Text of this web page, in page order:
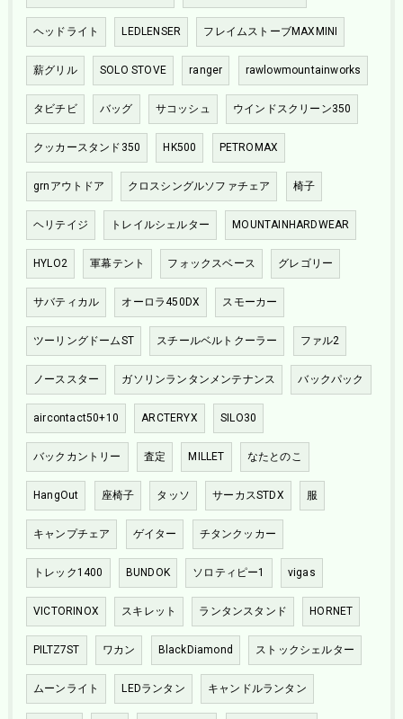
ヘッドライト LEDLENSER フレイムストーブMAXMINI
薪グリル SOLO STOVE ranger rawlowmountainworks
タビチビ バッグ サコッシュ ウインドスクリーン350
クッカースタンド350 HK500 PETROMAX
grnアウトドア クロスシングルソファチェア 椅子
ヘリテイジ トレイルシェルター MOUNTAINHARDWEAR
HYLO2 軍幕テント フォックスベース グレゴリー
サバティカル オーロラ450DX スモーカー
ツーリングドームST スチールベルトクーラー ファル2
ノーススター ガソリンランタンメンテナンス バックパック
aircontact50+10 ARCTERYX SILO30
バックカントリー 査定 MILLET なたとのこ
HangOut 座椅子 タッソ サーカスSTDX 服
キャンプチェア ゲイター チタンクッカー
トレック1400 BUNDOK ソロティピー1 vigas
VICTORINOX スキレット ランタンスタンド HORNET
PILTZ7ST ワカン BlackDiamond ストックシェルター
ムーンライト LEDランタン キャンドルランタン